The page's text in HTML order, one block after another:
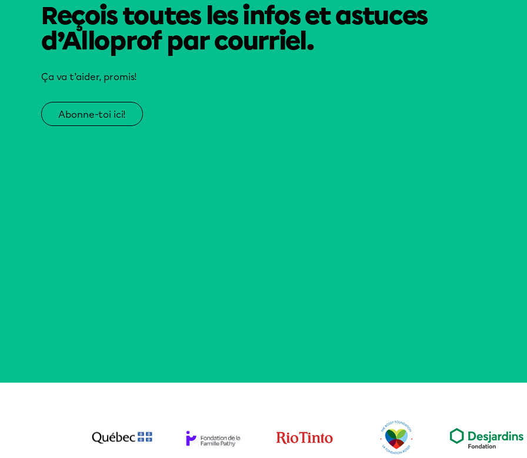
Reçois toutes les infos et astuces
d’Alloprof par courriel.
Ça va t’aider, promis!
Abonne-toi ici!